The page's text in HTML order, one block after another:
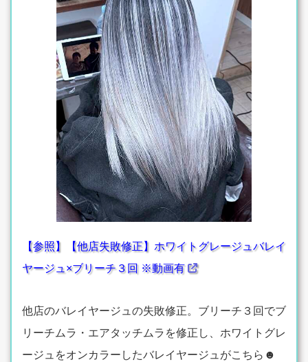
【参照】【他店失敗修正】ホワイトグレージュバレイ
ヤージュ×ブリーチ３回 ※動画有
他店のバレイヤージュの失敗修正。ブリーチ３回でブ
リーチムラ・エアタッチムラを修正し、ホワイトグレ
ージュをオンカラーしたバレイヤージュがこちら☻